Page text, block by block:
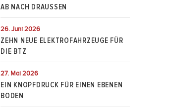
AB NACH DRAUSSEN
26. Juni 2026
ZEHN NEUE ELEKTROFAHRZEUGE FÜR
DIE BTZ
27. Mai 2026
EIN KNOPFDRUCK FÜR EINEN EBENEN
BODEN